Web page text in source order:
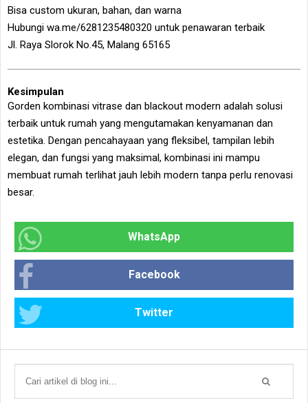
Bisa custom ukuran, bahan, dan warna
Hubungi wa.me/6281235480320 untuk penawaran terbaik
Jl. Raya Slorok No.45, Malang 65165
Kesimpulan
Gorden kombinasi vitrase dan blackout modern adalah solusi
terbaik untuk rumah yang mengutamakan kenyamanan dan
estetika. Dengan pencahayaan yang fleksibel, tampilan lebih
elegan, dan fungsi yang maksimal, kombinasi ini mampu
membuat rumah terlihat jauh lebih modern tanpa perlu renovasi
besar.
WhatsApp
Facebook
Twitter